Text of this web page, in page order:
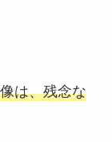
は、残念な